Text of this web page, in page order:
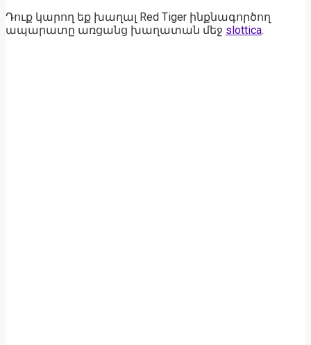
Դուք կարող եք խաղալ Red Tiger ինքնագործող
ապարատը առցանց խաղատան մեջ slottica.